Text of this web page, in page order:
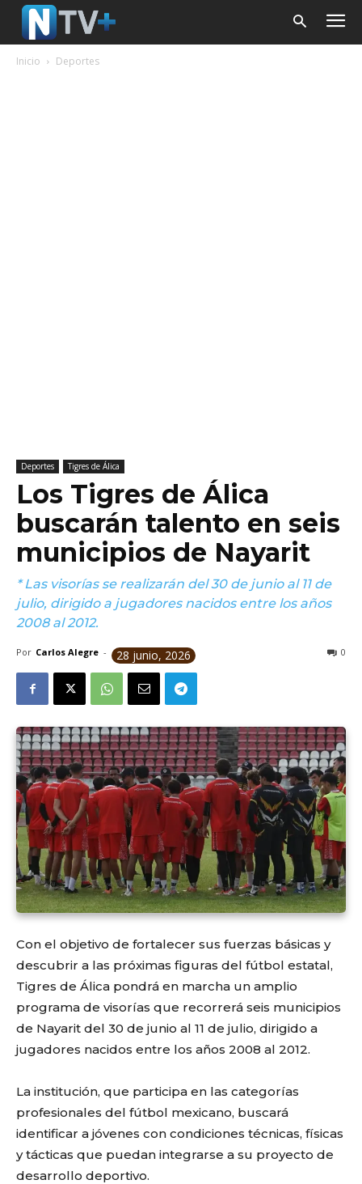
Inicio Deportes
Deportes Tigres de Álica
Los Tigres de Álica
buscarán talento en seis
municipios de Nayarit
* Las visorías se realizarán del 30 de junio al 11 de
julio, dirigido a jugadores nacidos entre los años
2008 al 2012.
Por Carlos Alegre - 28 junio, 2026 0
Con el objetivo de fortalecer sus fuerzas básicas y
descubrir a las próximas figuras del fútbol estatal,
Tigres de Álica pondrá en marcha un amplio
programa de visorías que recorrerá seis municipios
de Nayarit del 30 de junio al 11 de julio, dirigido a
jugadores nacidos entre los años 2008 al 2012.
La institución, que participa en las categorías
profesionales del fútbol mexicano, buscará
identificar a jóvenes con condiciones técnicas, físicas
y tácticas que puedan integrarse a su proyecto de
desarrollo deportivo.